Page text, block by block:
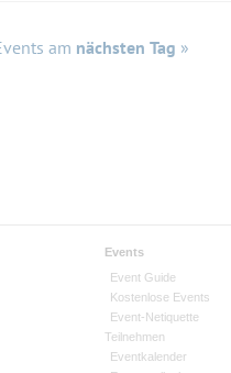
am nächsten Tag »
Events
Event Guide
Kostenlose Events
Event-Netiquette
Teilnehmen
Eventkalender